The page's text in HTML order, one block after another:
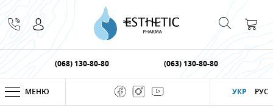
(068) 130-80-80 (063) 130-80-80
УКР РУС
МЕНЮ